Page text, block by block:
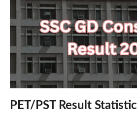
PET/PST Result